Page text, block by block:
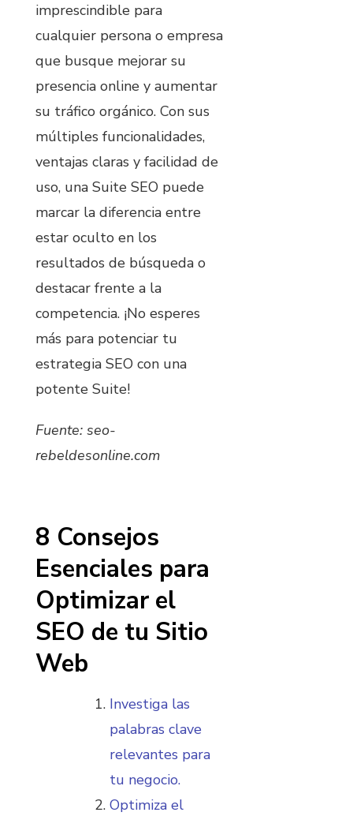
imprescindible para
cualquier persona o empresa
que busque mejorar su
presencia online y aumentar
su tráfico orgánico. Con sus
múltiples funcionalidades,
ventajas claras y facilidad de
uso, una Suite SEO puede
marcar la diferencia entre
estar oculto en los
resultados de búsqueda o
destacar frente a la
competencia. ¡No esperes
más para potenciar tu
estrategia SEO con una
potente Suite!
Fuente: seo-
rebeldesonline.com
8 Consejos
Esenciales para
Optimizar el
SEO de tu Sitio
Web
Investiga las
palabras clave
relevantes para
tu negocio.
Optimiza el